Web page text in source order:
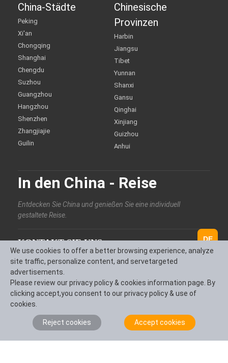
China-Städte
Peking
Xi'an
Chongqing
Shanghai
Chengdu
Suzhou
Guangzhou
Hangzhou
Shenzhen
Zhangjiajie
Guilin
Chinesische
Provinzen
Harbin
Jiangsu
Tibet
Yunnan
Shanxi
Gansu
Qinghai
Xinjiang
Guizhou
Anhui
In den China - Reise
Entdecken Sie China und genießen Sie eine individuell
gestaltete Reise.
KONTAKT SIE UNS
+86 13880406886
service@intotravelchina.com
DE
We use cookies to offer a better browsing experience, analyze
site traffic, personalize content, and servetargeted
advertisements.
Please review our privacy policy & cookies information page. By
clicking accept,you consent to our privacy policy & use of
cookies.
Reject cookies Accept cookies